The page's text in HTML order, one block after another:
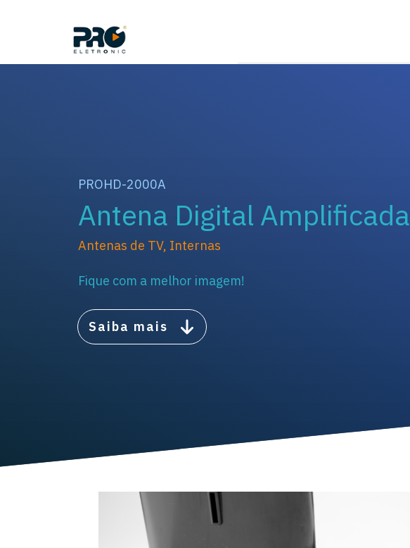
PROHD-2000A
Antena Digital Amplificada
Antenas de TV, Internas
Fique com a melhor imagem!
Saiba mais